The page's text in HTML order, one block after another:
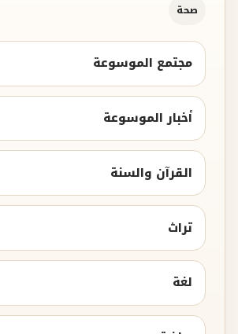
صحة
مجتمع الموسوعة
أخبار الموسوعة
القرآن والسنة
تراث
لغة